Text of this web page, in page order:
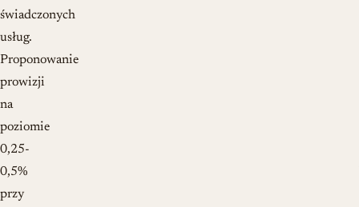
świadczonych
usług.
Proponowanie
prowizji
na
poziomie
0,25-
0,5%
przy